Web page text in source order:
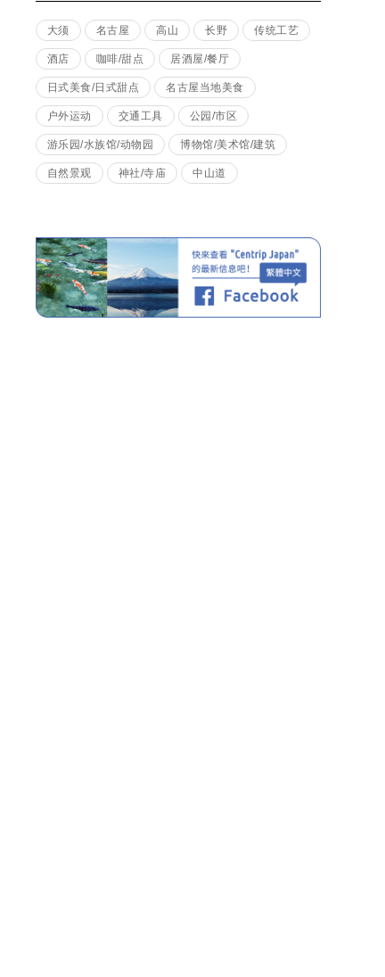
大须 名古屋 高山 长野 传统工艺
酒店 咖啡/甜点 居酒屋/餐厅
日式美食/日式甜点 名古屋当地美食
户外运动 交通工具 公园/市区
游乐园/水族馆/动物园 博物馆/美术馆/建筑
自然景观 神社/寺庙 中山道